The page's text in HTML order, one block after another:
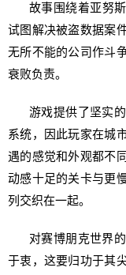
故事围绕着亚努斯
试图解决被盗数据案
无所不能的公司作斗
衰败负责。
游戏提供了坚实的
系统，因此玩家在城
遇的感觉和外观都不
动感十足的关卡与更
列交织在一起。
对赛博朋克世界的
于衷，这要归功于其